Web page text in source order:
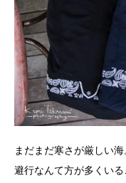
まだまだ寒さが厳しい
避行なんて方が多くい